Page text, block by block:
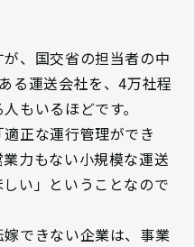
、国交省の担当者の中
る運送会社を、4万社程
もいるほどです。
正な運行管理ができ
力もない小規模な運送
い」ということなので
できない企業は、事業